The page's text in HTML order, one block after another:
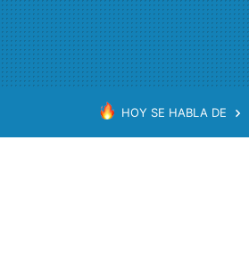
HOY SE HABLA DE